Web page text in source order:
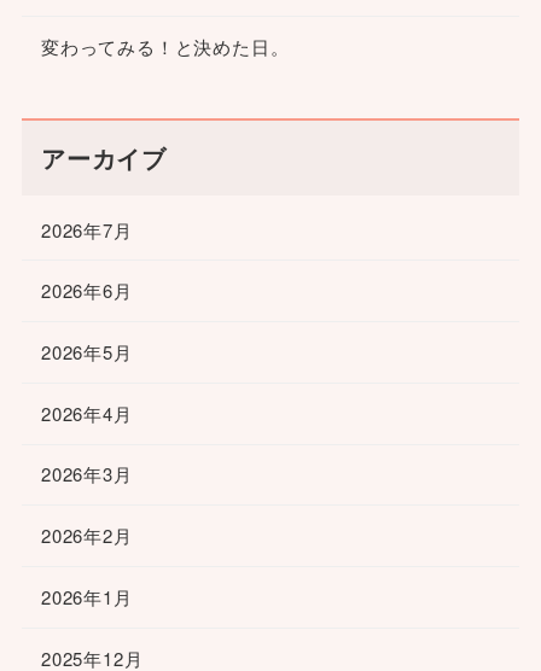
変わってみる！と決めた日。
アーカイブ
2026年7月
2026年6月
2026年5月
2026年4月
2026年3月
2026年2月
2026年1月
2025年12月